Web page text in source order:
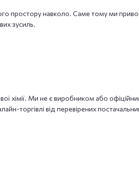
простору навколо. Саме тому ми
зусиль.
хімії. Ми не є виробником або
торгівлі від перевірених